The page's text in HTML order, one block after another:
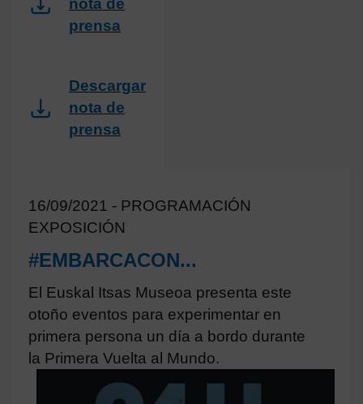
prensa
Descargar
nota de
prensa
16/09/2021 - PROGRAMACIÓN
EXPOSICIÓN
#EMBARCACON...
El Euskal Itsas Museoa presenta este
otoño eventos para experimentar en
primera persona un día a bordo durante
la Primera Vuelta al Mundo.